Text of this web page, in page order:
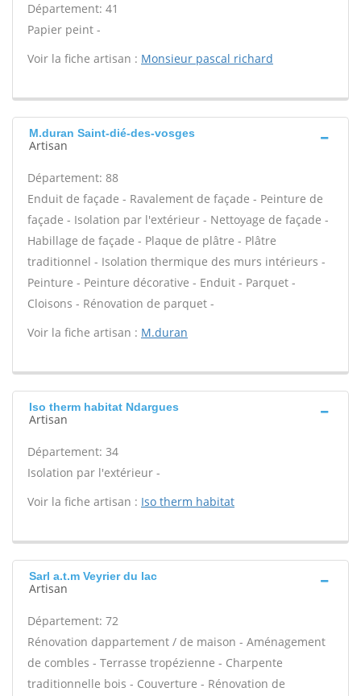
Département: 41
Papier peint -
Voir la fiche artisan : Monsieur pascal richard
M.duran Saint-dié-des-vosges
Artisan
Département: 88
Enduit de façade - Ravalement de façade - Peinture de
façade - Isolation par l'extérieur - Nettoyage de façade -
Habillage de façade - Plaque de plâtre - Plâtre
traditionnel - Isolation thermique des murs intérieurs -
Peinture - Peinture décorative - Enduit - Parquet -
Cloisons - Rénovation de parquet -
Voir la fiche artisan : M.duran
Iso therm habitat Ndargues
Artisan
Département: 34
Isolation par l'extérieur -
Voir la fiche artisan : Iso therm habitat
Sarl a.t.m Veyrier du lac
Artisan
Département: 72
Rénovation dappartement / de maison - Aménagement
de combles - Terrasse tropézienne - Charpente
traditionnelle bois - Couverture - Rénovation de